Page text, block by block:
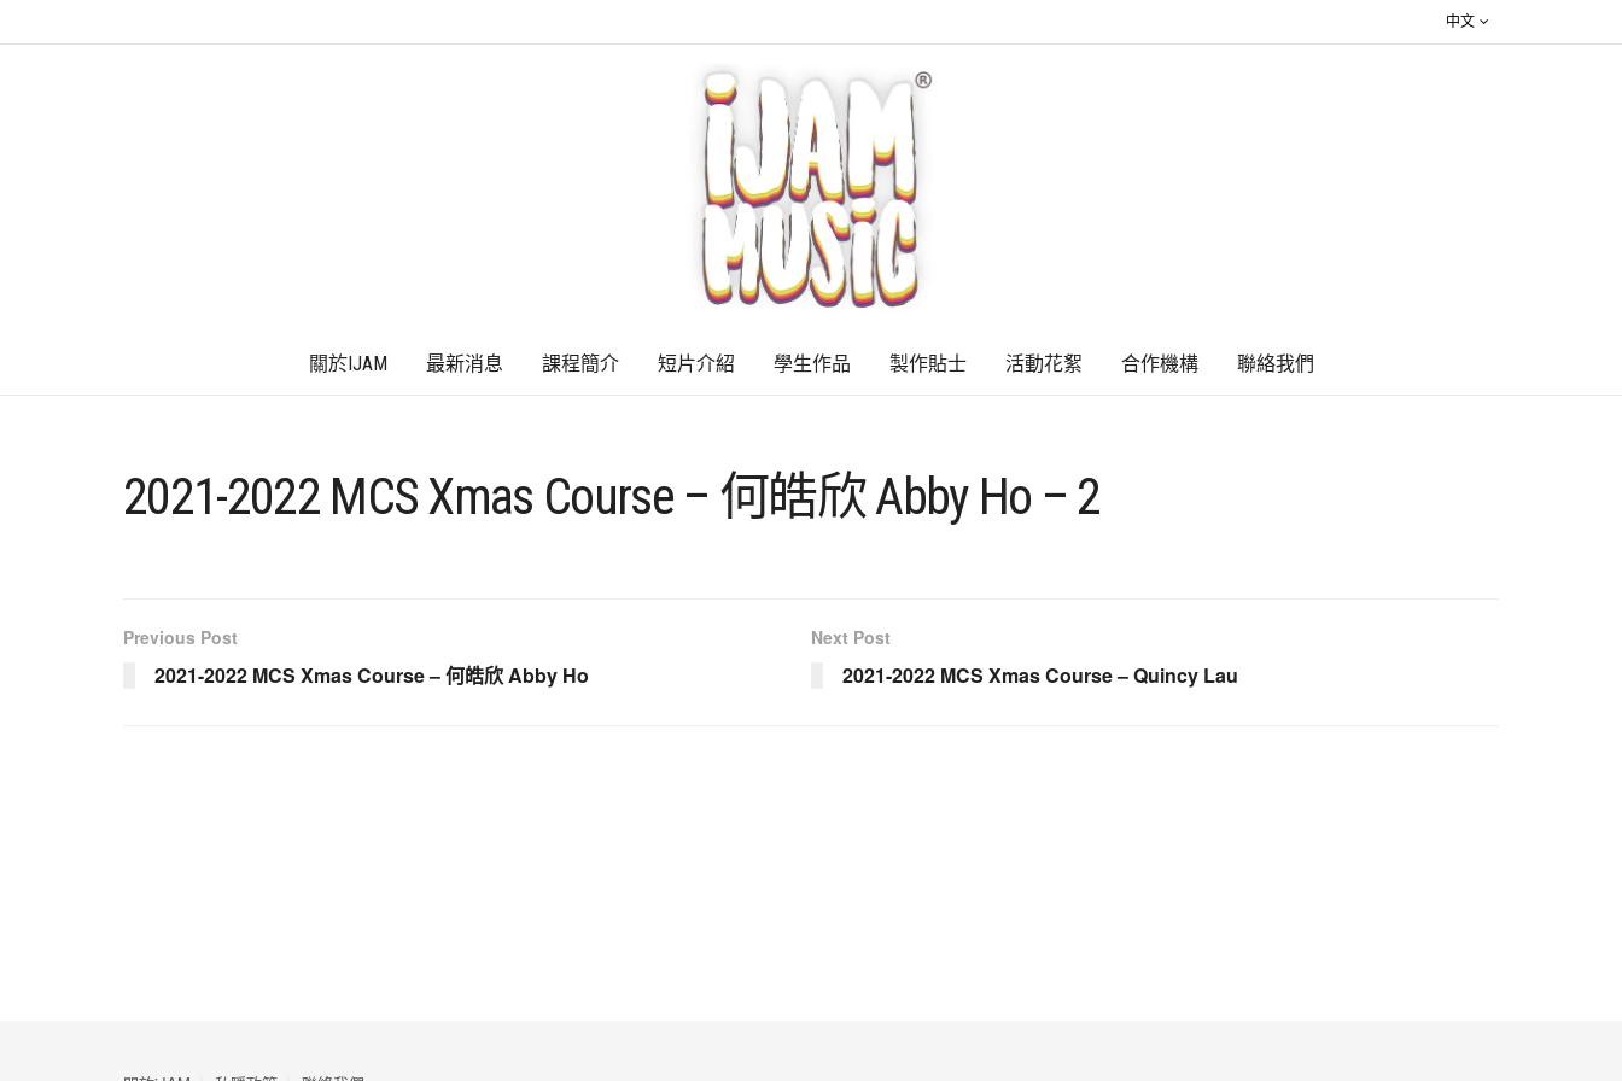
中文
關於IJAM 最新消息 課程簡介 短片介紹 學生作品 製作貼士 活動花絮 合作機構 ​聯絡我們
2021-2022 MCS Xmas Course – 何皓欣 Abby Ho – 2
Previous Post
2021-2022 MCS Xmas Course – 何皓欣 Abby Ho
Next Post
2021-2022 MCS Xmas Course – Quincy Lau